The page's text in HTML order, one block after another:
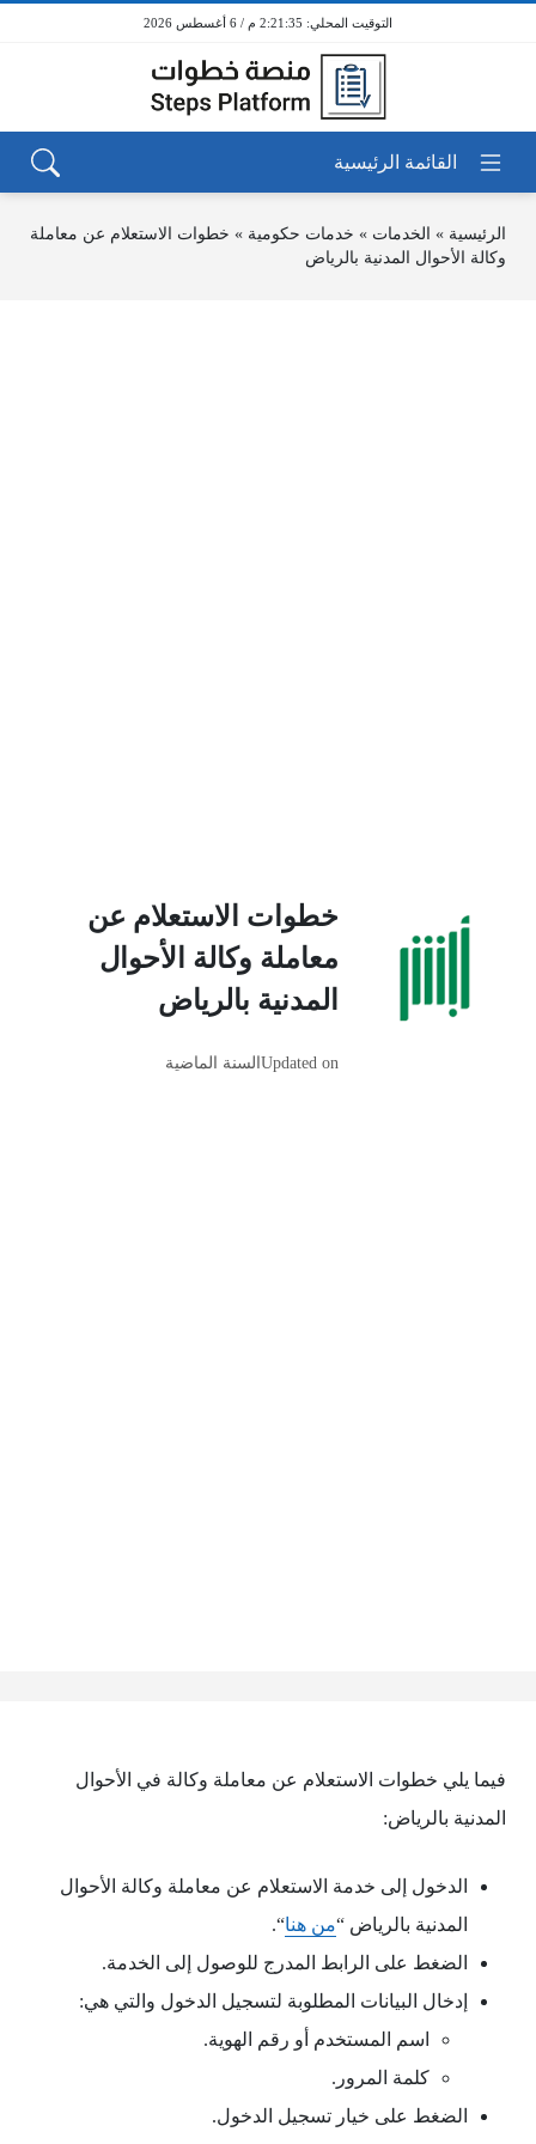
2:21:35 م / 6 أغسطس 2026
الرئيسية » الخدمات » خدمات حكومية » خطوات الاستعلام عن معاملة
وكالة الأحوال المدنية بالرياض
خطوات الاستعلام عن
معاملة وكالة الأحوال
المدنية بالرياض
Updated onالسنة الماضية
فيما يلي خطوات الاستعلام عن معاملة وكالة في الأحوال
المدنية بالرياض:
الدخول إلى خدمة الاستعلام عن معاملة وكالة الأحوال
المدنية بالرياض “من هنا“.
الضغط على الرابط المدرج للوصول إلى الخدمة.
إدخال البيانات المطلوبة لتسجيل الدخول والتي هي:
اسم المستخدم أو رقم الهوية.
كلمة المرور.
الضغط على خيار تسجيل الدخول.